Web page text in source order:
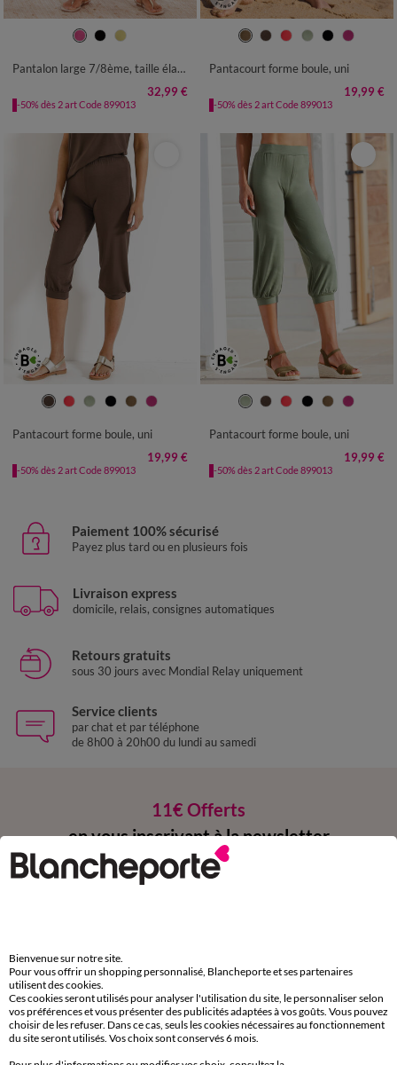
38/40 42/44
Pantalon large 7/8ème, taille élastiquée, maille unie
32,99 €
-50% dès 2 art Code 899013
34/36 38/40 42/44
46/48
Pantacourt forme boule, uni
19,99 €
-50% dès 2 art Code 899013
34/36 38/40 42/44
46/48
Pantacourt forme boule, uni
19,99 €
-50% dès 2 art Code 899013
34/36 38/40 42/44
46/48
Pantacourt forme boule, uni
19,99 €
-50% dès 2 art Code 899013
Paiement 100% sécurisé
Payez plus tard ou en plusieurs fois
Livraison express
domicile, relais, consignes automatiques
Retours gratuits
sous 30 jours avec Mondial Relay uniquement
Service clients
par chat et par téléphone
de 8h00 à 20h00 du lundi au samedi
11€ Offerts
en vous inscrivant à la newsletter
dès 20€ d’achat
conditions dans votre email de confirmation
Téléchargez l’application
Bienvenue sur notre site.
Pour vous offrir un shopping personnalisé, Blancheporte et ses partenaires
utilisent des cookies.
Ces cookies seront utilisés pour analyser l'utilisation du site, le personnaliser selon
vos préférences et vous présenter des publicités adaptées à vos goûts. Vous pouvez
choisir de les refuser. Dans ce cas, seuls les cookies nécessaires au fonctionnement
du site seront utilisés. Vos choix sont conservés 6 mois.